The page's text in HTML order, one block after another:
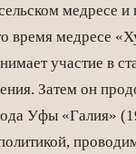
медресе
время медресе
участие в
Затем он
Уфы «Галия»